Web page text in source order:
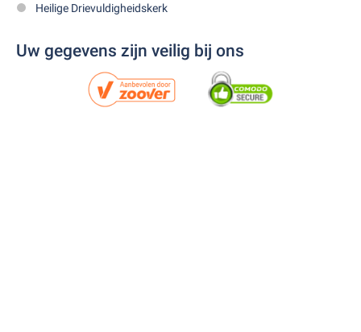
Heilige Drievuldigheidskerk
Uw gegevens zijn veilig bij ons